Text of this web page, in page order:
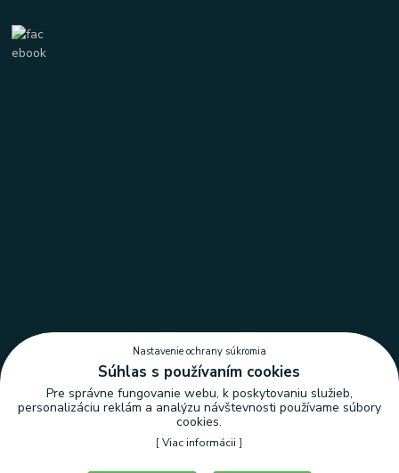
Nastavenie ochrany súkromia
Súhlas s používaním cookies
Pre správne fungovanie webu, k poskytovaniu služieb,
personalizáciu reklám a analýzu návštevnosti používame súbory
cookies.
[Viac informácii ]